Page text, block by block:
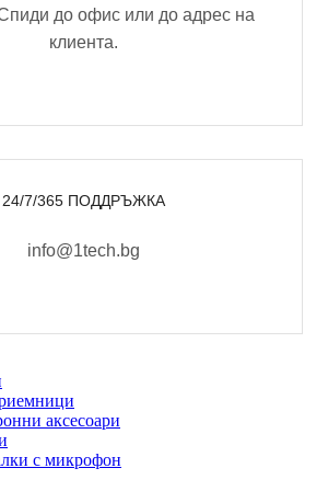
до офис или до адрес на
клиента.
24/7/365 ПОДДРЪЖКА
info@1tech.bg
аксесоари
с микрофон